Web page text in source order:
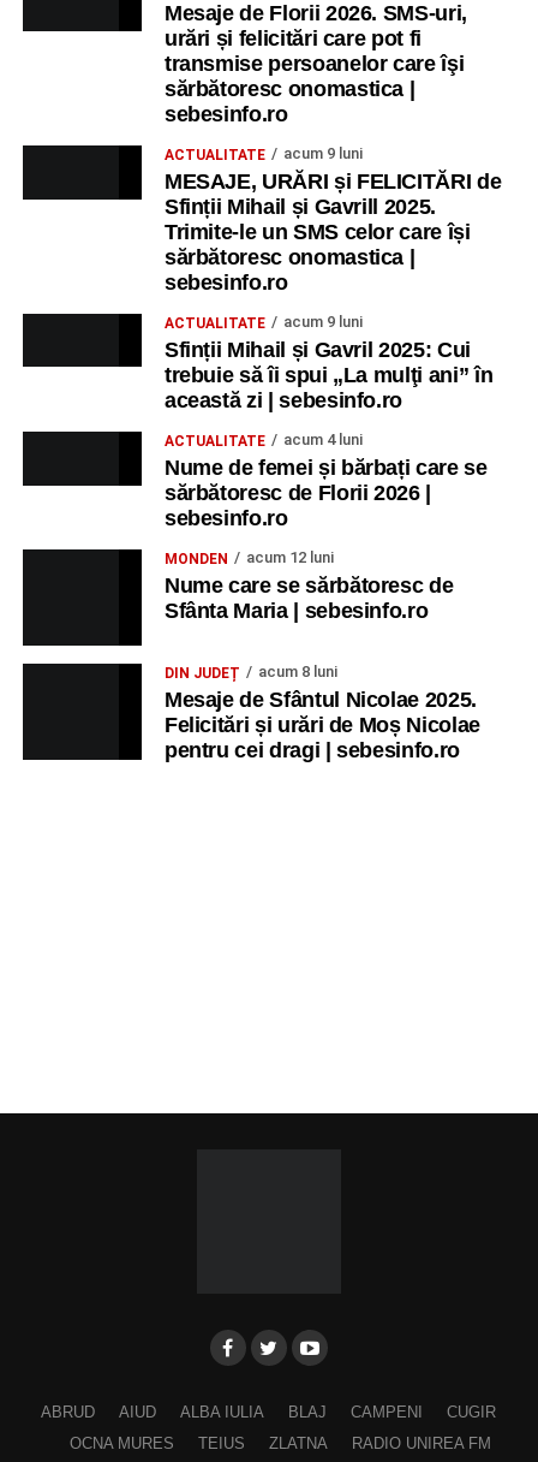
Mesaje de Florii 2026. SMS-uri,
urări și felicitări care pot fi
transmise persoanelor care îşi
sărbătoresc onomastica |
sebesinfo.ro
ACTUALITATE acum 9 luni
MESAJE, URĂRI și FELICITĂRI de
Sfinții Mihail și Gavrill 2025.
Trimite-le un SMS celor care își
sărbătoresc onomastica |
sebesinfo.ro
ACTUALITATE acum 9 luni
Sfinții Mihail și Gavril 2025: Cui
trebuie să îi spui „La mulţi ani” în
această zi | sebesinfo.ro
ACTUALITATE acum 4 luni
Nume de femei și bărbați care se
sărbătoresc de Florii 2026 |
sebesinfo.ro
MONDEN acum 12 luni
Nume care se sărbătoresc de
Sfânta Maria | sebesinfo.ro
DIN JUDEȚ acum 8 luni
Mesaje de Sfântul Nicolae 2025.
Felicitări și urări de Moș Nicolae
pentru cei dragi | sebesinfo.ro
ABRUD AIUD ALBA IULIA BLAJ CAMPENI
CUGIR
OCNA MURES
TEIUS ZLATNA RADIO UNIREA FM